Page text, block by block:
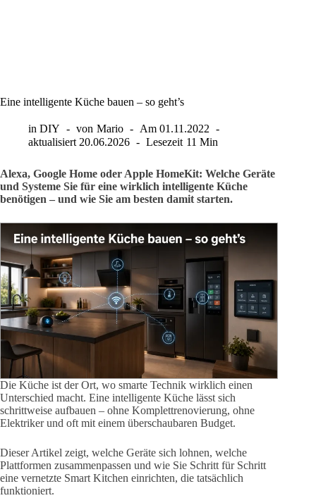
Eine intelligente Küche bauen – so geht’s
in DIY von Mario Am 01.11.2022
aktualisiert 20.06.2026 Lesezeit 11 Min
Alexa, Google Home oder Apple HomeKit: Welche Geräte
und Systeme Sie für eine wirklich intelligente Küche
benötigen – und wie Sie am besten damit starten.
Die Küche ist der Ort, wo smarte Technik wirklich einen
Unterschied macht. Eine intelligente Küche lässt sich
schrittweise aufbauen – ohne Komplettrenovierung, ohne
Elektriker und oft mit einem überschaubaren Budget.
Dieser Artikel zeigt, welche Geräte sich lohnen, welche
Plattformen zusammenpassen und wie Sie Schritt für Schritt
eine vernetzte Smart Kitchen einrichten, die tatsächlich
funktioniert.